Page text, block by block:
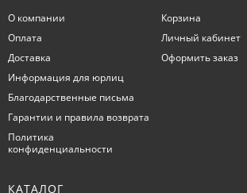
О компании
Оплата
Доставка
Информация для юрлиц
Благодарственные письма
Гарантии и правила возврата
Политика
конфиденциальности
Корзина
Личный кабинет
Оформить заказ
КАТАЛОГ